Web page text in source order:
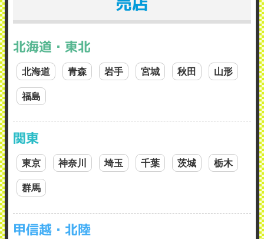
北海道・東北
北海道 青森 岩手 宮城 秋田 山形
福島
関東
東京 神奈川 埼玉 千葉 茨城 栃木
群馬
甲信越・北陸